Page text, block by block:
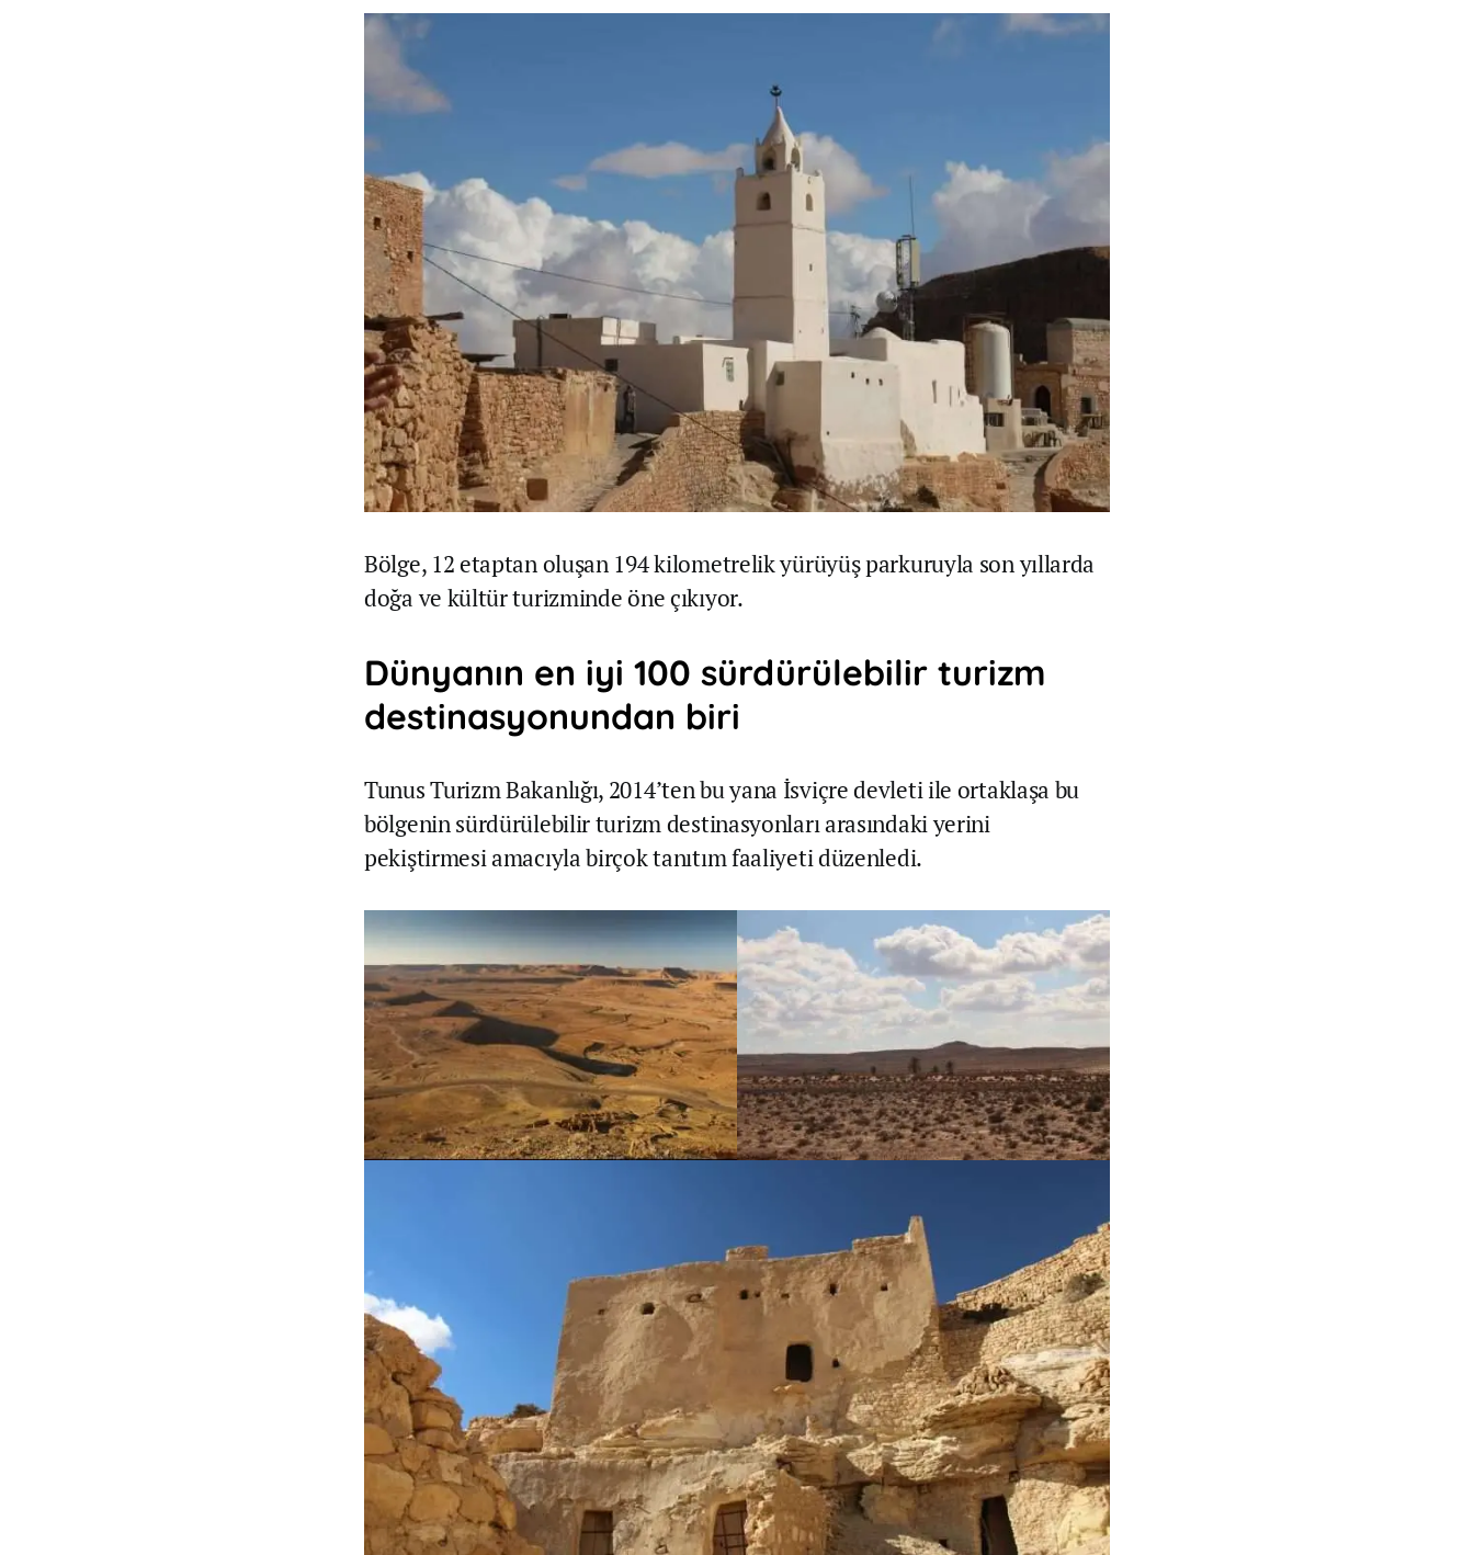
Bölge, 12 etaptan oluşan 194 kilometrelik yürüyüş parkuruyla son yıllarda
doğa ve kültür turizminde öne çıkıyor.
Dünyanın en iyi 100 sürdürülebilir turizm
destinasyonundan biri
Tunus Turizm Bakanlığı, 2014’ten bu yana İsviçre devleti ile ortaklaşa bu
bölgenin sürdürülebilir turizm destinasyonları arasındaki yerini
pekiştirmesi amacıyla birçok tanıtım faaliyeti düzenledi.